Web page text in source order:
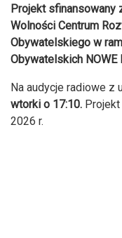
Projekt sfinansowany
Wolności Centrum
Obywatelskiego w
Obywatelskich NOWE
Na audycje radiowe z
wtorki o 17:10.
2026 r.